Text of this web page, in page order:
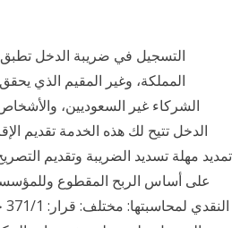
التسجيل في ضريبة الدخل
المملكة، وغير المقيم الذي
الشركاء غير السعوديين، والأشخاص
الدخل تتيح لك هذه الخدمة تقديم
على أساس الربح المقطوع